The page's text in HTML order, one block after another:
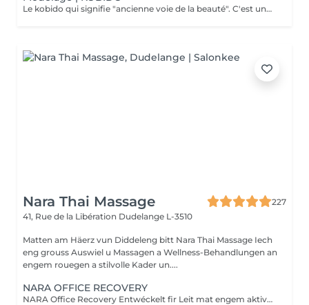
Le kobido qui signifie "ancienne voie de la beauté". C'est une très ancienne technique de massage japonais. Le massage facial kobido régénère, stimule le teint de la peau du visage, améliore la circulation sanguine et lymphatique, favorise la relaxation des tissus et du cuir chevelu.
Nara Thai Massage
227
41, Rue de la Libération Dudelange L-3510
Matten am Häerz vun Diddeleng bitt Nara Thai Massage Iech
eng grouss Auswiel u Massagen a Wellness-Behandlungen an
engem rouegen a stilvolle Kader un....
NARA OFFICE RECOVERY
NARA Office Recovery Entwéckelt fir Leit mat engem aktive Beruff, déi ënner Middegkeet duerch Bildschiermaarbecht, Verspanungen am Hals- a Schëllerberäich, midd Aen, Energiemangel oder alldeeglechem Stress leiden. Office Reset 30 Min. · 69 € Eng intensiv Express-Behandlung, déi Verspanungen am Uewerkierper léist an de Geescht berouegt ideal, wann Dir nëmme wéineg Zäit hutt. Enthält: Massage vum ieweschte Réck Hals- a Schëllermassage Akupressur-Kappmassage Geziilt Uwendung vu waarme Steng Ofkillend Jademask fir d'Aen Resultater: Méi entspaant Muskelen E méi liicht Gefill am Kapp Entspaant an erfrëscht Aen E méi rouege Geescht Ideal fir an der Mëttespaus oder no der Aarbecht. Office Reset Plus 45 Min. · 89 € Eng méi intensiv Behandlung vum Uewerkierper, ergänzt duerch eng entspaanend Foussmassage fir midd a schwéier Féiss. Enthält: Massage vum ieweschte Réck Hals- a Schëllermassage Akupressur-Kappmassage Entspanend Foussmassage Geziilt Uwendung vu waarme Steng Ofkillend Jademask fir d'Aen Resultater: Manner Verspanungen duerch laangt Sëtzen Erfrëscht Féiss a Been Nei Energie E méi entspaan de Kierper an e méi rouege Geescht Executive Recovery 75 Min. · 139 € Eist komplett Ritual vu Kapp bis Fouss, speziell entwéckelt fir ugesammelte Stress an déif kierperlech Middegkeet ze reduzéieren. Enthält: Intensiv Réckmassage Hals- a Schëllermassage Akupressur-Kappmassage Akupressur vun den Hänn Foussreflexologie Geziilt Uwendung vu waarme Steng Entspanung vun den Ae mat enger ofkillender Jademask Resultater: Déif Entspanung vun de Muskelen E méi liichten a revitaliséierte Kierper E méi rouege Geescht Nei Balance a Vitalitéit All eis Behandlunge gi mat biologeschem Kokosnossueleg a biologeschen Aromatherapie-Ueleger duerchgefouert. Si maachen d'Haut mëll, reduzéieren d'Muskelverspanungen a fërderen eng déif Entspanung.